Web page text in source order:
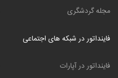
مجله گردشگری
فاینداتور در شبکه های اجتماعی
فاینداتور در آپارات